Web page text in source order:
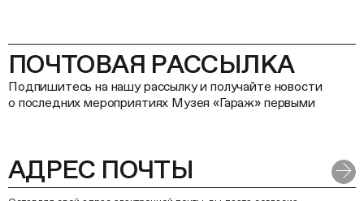
ПОЧТОВАЯ РАССЫЛКА
Подпишитесь на нашу рассылку и получайте новости
о последних мероприятиях Музея «Гараж» первыми